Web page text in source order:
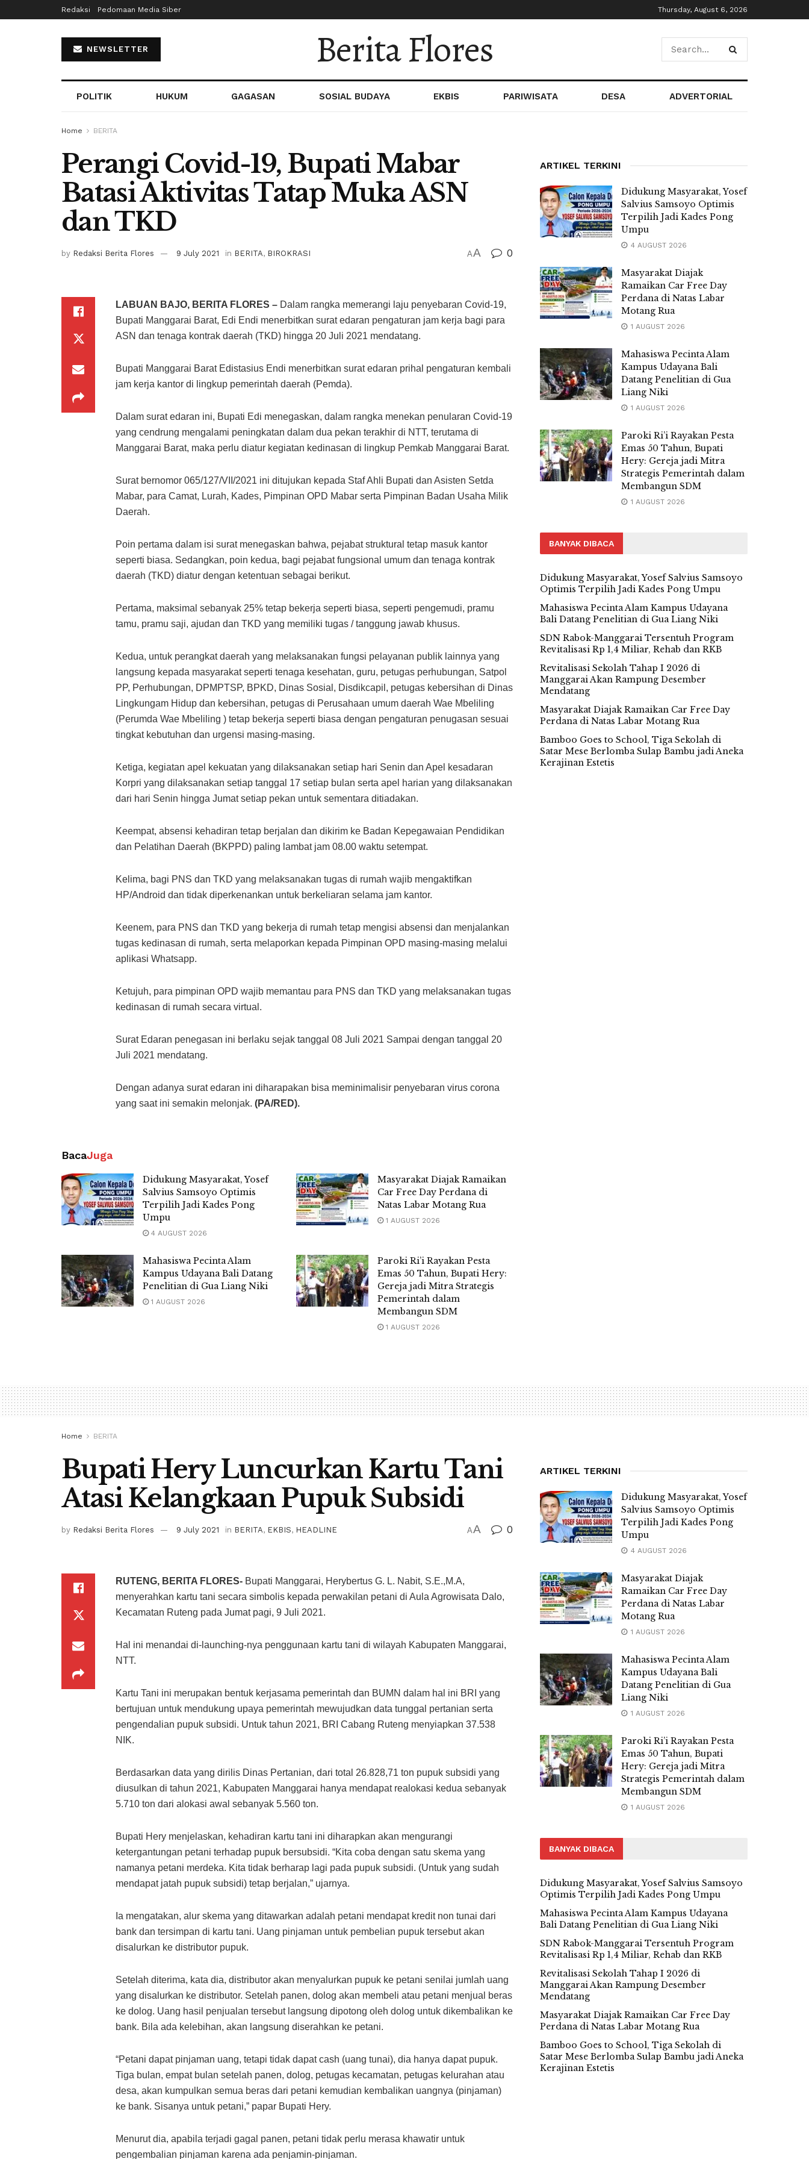
Redaksi Pedomaan Media Siber Thursday, August 6, 2026
NEWSLETTER Berita Flores
POLITIK HUKUM GAGASAN SOSIAL BUDAYA EKBIS PARIWISATA DESA ADVERTORIAL
Home BERITA
Perangi Covid-19, Bupati Mabar
Batasi Aktivitas Tatap Muka ASN
dan TKD
by Redaksi Berita Flores 9 July 2021 in BERITA, BIROKRASI AA 0
LABUAN BAJO, BERITA FLORES – Dalam rangka memerangi laju penyebaran Covid-19,
Bupati Manggarai Barat, Edi Endi menerbitkan surat edaran pengaturan jam kerja bagi para
ASN dan tenaga kontrak daerah (TKD) hingga 20 Juli 2021 mendatang.
Bupati Manggarai Barat Edistasius Endi menerbitkan surat edaran prihal pengaturan kembali
jam kerja kantor di lingkup pemerintah daerah (Pemda).
Dalam surat edaran ini, Bupati Edi menegaskan, dalam rangka menekan penularan Covid-19
yang cendrung mengalami peningkatan dalam dua pekan terakhir di NTT, terutama di
Manggarai Barat, maka perlu diatur kegiatan kedinasan di lingkup Pemkab Manggarai Barat.
Surat bernomor 065/127/VII/2021 ini ditujukan kepada Staf Ahli Bupati dan Asisten Setda
Mabar, para Camat, Lurah, Kades, Pimpinan OPD Mabar serta Pimpinan Badan Usaha Milik
Daerah.
Poin pertama dalam isi surat menegaskan bahwa, pejabat struktural tetap masuk kantor
seperti biasa. Sedangkan, poin kedua, bagi pejabat fungsional umum dan tenaga kontrak
daerah (TKD) diatur dengan ketentuan sebagai berikut.
Pertama, maksimal sebanyak 25% tetap bekerja seperti biasa, seperti pengemudi, pramu
tamu, pramu saji, ajudan dan TKD yang memiliki tugas / tanggung jawab khusus.
Kedua, untuk perangkat daerah yang melaksanakan fungsi pelayanan publik lainnya yang
langsung kepada masyarakat seperti tenaga kesehatan, guru, petugas perhubungan, Satpol
PP, Perhubungan, DPMPTSP, BPKD, Dinas Sosial, Disdikcapil, petugas kebersihan di Dinas
Lingkungam Hidup dan kebersihan, petugas di Perusahaan umum daerah Wae Mbeliling
(Perumda Wae Mbeliling ) tetap bekerja seperti biasa dengan pengaturan penugasan sesuai
tingkat kebutuhan dan urgensi masing-masing.
Ketiga, kegiatan apel kekuatan yang dilaksanakan setiap hari Senin dan Apel kesadaran
Korpri yang dilaksanakan setiap tanggal 17 setiap bulan serta apel harian yang dilaksanakan
dari hari Senin hingga Jumat setiap pekan untuk sementara ditiadakan.
Keempat, absensi kehadiran tetap berjalan dan dikirim ke Badan Kepegawaian Pendidikan
dan Pelatihan Daerah (BKPPD) paling lambat jam 08.00 waktu setempat.
Kelima, bagi PNS dan TKD yang melaksanakan tugas di rumah wajib mengaktifkan
HP/Android dan tidak diperkenankan untuk berkeliaran selama jam kantor.
Keenem, para PNS dan TKD yang bekerja di rumah tetap mengisi absensi dan menjalankan
tugas kedinasan di rumah, serta melaporkan kepada Pimpinan OPD masing-masing melalui
aplikasi Whatsapp.
Ketujuh, para pimpinan OPD wajib memantau para PNS dan TKD yang melaksanakan tugas
kedinasan di rumah secara virtual.
Surat Edaran penegasan ini berlaku sejak tanggal 08 Juli 2021 Sampai dengan tanggal 20
Juli 2021 mendatang.
Dengan adanya surat edaran ini diharapakan bisa meminimalisir penyebaran virus corona
yang saat ini semakin melonjak. (PA/RED).
BacaJuga
Didukung Masyarakat, Yosef
Salvius Samsoyo Optimis
Terpilih Jadi Kades Pong
Umpu
4 AUGUST 2026
Masyarakat Diajak Ramaikan
Car Free Day Perdana di
Natas Labar Motang Rua
1 AUGUST 2026
Mahasiswa Pecinta Alam
Kampus Udayana Bali Datang
Penelitian di Gua Liang Niki
1 AUGUST 2026
Paroki Ri’i Rayakan Pesta
Emas 50 Tahun, Bupati Hery:
Gereja jadi Mitra Strategis
Pemerintah dalam
Membangun SDM
1 AUGUST 2026
ARTIKEL TERKINI
Didukung Masyarakat, Yosef
Salvius Samsoyo Optimis
Terpilih Jadi Kades Pong
Umpu
4 AUGUST 2026
Masyarakat Diajak
Ramaikan Car Free Day
Perdana di Natas Labar
Motang Rua
1 AUGUST 2026
Mahasiswa Pecinta Alam
Kampus Udayana Bali
Datang Penelitian di Gua
Liang Niki
1 AUGUST 2026
Paroki Ri’i Rayakan Pesta
Emas 50 Tahun, Bupati
Hery: Gereja jadi Mitra
Strategis Pemerintah dalam
Membangun SDM
1 AUGUST 2026
BANYAK DIBACA
Didukung Masyarakat, Yosef Salvius Samsoyo
Optimis Terpilih Jadi Kades Pong Umpu
Mahasiswa Pecinta Alam Kampus Udayana
Bali Datang Penelitian di Gua Liang Niki
SDN Rabok-Manggarai Tersentuh Program
Revitalisasi Rp 1,4 Miliar, Rehab dan RKB
Revitalisasi Sekolah Tahap I 2026 di
Manggarai Akan Rampung Desember
Mendatang
Masyarakat Diajak Ramaikan Car Free Day
Perdana di Natas Labar Motang Rua
Bamboo Goes to School, Tiga Sekolah di
Satar Mese Berlomba Sulap Bambu jadi Aneka
Kerajinan Estetis
Home BERITA
Bupati Hery Luncurkan Kartu Tani
Atasi Kelangkaan Pupuk Subsidi
by Redaksi Berita Flores 9 July 2021 in BERITA, EKBIS, HEADLINE AA 0
RUTENG, BERITA FLORES- Bupati Manggarai, Herybertus G. L. Nabit, S.E.,M.A,
menyerahkan kartu tani secara simbolis kepada perwakilan petani di Aula Agrowisata Dalo,
Kecamatan Ruteng pada Jumat pagi, 9 Juli 2021.
Hal ini menandai di-launching-nya penggunaan kartu tani di wilayah Kabupaten Manggarai,
NTT.
Kartu Tani ini merupakan bentuk kerjasama pemerintah dan BUMN dalam hal ini BRI yang
bertujuan untuk mendukung upaya pemerintah mewujudkan data tunggal pertanian serta
pengendalian pupuk subsidi. Untuk tahun 2021, BRI Cabang Ruteng menyiapkan 37.538
NIK.
Berdasarkan data yang dirilis Dinas Pertanian, dari total 26.828,71 ton pupuk subsidi yang
diusulkan di tahun 2021, Kabupaten Manggarai hanya mendapat realokasi kedua sebanyak
5.710 ton dari alokasi awal sebanyak 5.560 ton.
Bupati Hery menjelaskan, kehadiran kartu tani ini diharapkan akan mengurangi
ketergantungan petani terhadap pupuk bersubsidi. “Kita coba dengan satu skema yang
namanya petani merdeka. Kita tidak berharap lagi pada pupuk subsidi. (Untuk yang sudah
mendapat jatah pupuk subsidi) tetap berjalan,” ujarnya.
Ia mengatakan, alur skema yang ditawarkan adalah petani mendapat kredit non tunai dari
bank dan tersimpan di kartu tani. Uang pinjaman untuk pembelian pupuk tersebut akan
disalurkan ke distributor pupuk.
Setelah diterima, kata dia, distributor akan menyalurkan pupuk ke petani senilai jumlah uang
yang disalurkan ke distributor. Setelah panen, dolog akan membeli atau petani menjual beras
ke dolog. Uang hasil penjualan tersebut langsung dipotong oleh dolog untuk dikembalikan ke
bank. Bila ada kelebihan, akan langsung diserahkan ke petani.
“Petani dapat pinjaman uang, tetapi tidak dapat cash (uang tunai), dia hanya dapat pupuk.
Tiga bulan, empat bulan setelah panen, dolog, petugas kecamatan, petugas kelurahan atau
desa, akan kumpulkan semua beras dari petani kemudian kembalikan uangnya (pinjaman)
ke bank. Sisanya untuk petani,” papar Bupati Hery.
Menurut dia, apabila terjadi gagal panen, petani tidak perlu merasa khawatir untuk
pengembalian pinjaman karena ada penjamin-pinjaman.
ARTIKEL TERKINI
Didukung Masyarakat, Yosef
Salvius Samsoyo Optimis
Terpilih Jadi Kades Pong
Umpu
4 AUGUST 2026
Masyarakat Diajak
Ramaikan Car Free Day
Perdana di Natas Labar
Motang Rua
1 AUGUST 2026
Mahasiswa Pecinta Alam
Kampus Udayana Bali
Datang Penelitian di Gua
Liang Niki
1 AUGUST 2026
Paroki Ri’i Rayakan Pesta
Emas 50 Tahun, Bupati
Hery: Gereja jadi Mitra
Strategis Pemerintah dalam
Membangun SDM
1 AUGUST 2026
BANYAK DIBACA
Didukung Masyarakat, Yosef Salvius Samsoyo
Optimis Terpilih Jadi Kades Pong Umpu
Mahasiswa Pecinta Alam Kampus Udayana
Bali Datang Penelitian di Gua Liang Niki
SDN Rabok-Manggarai Tersentuh Program
Revitalisasi Rp 1,4 Miliar, Rehab dan RKB
Revitalisasi Sekolah Tahap I 2026 di
Manggarai Akan Rampung Desember
Mendatang
Masyarakat Diajak Ramaikan Car Free Day
Perdana di Natas Labar Motang Rua
Bamboo Goes to School, Tiga Sekolah di
Satar Mese Berlomba Sulap Bambu jadi Aneka
Kerajinan Estetis